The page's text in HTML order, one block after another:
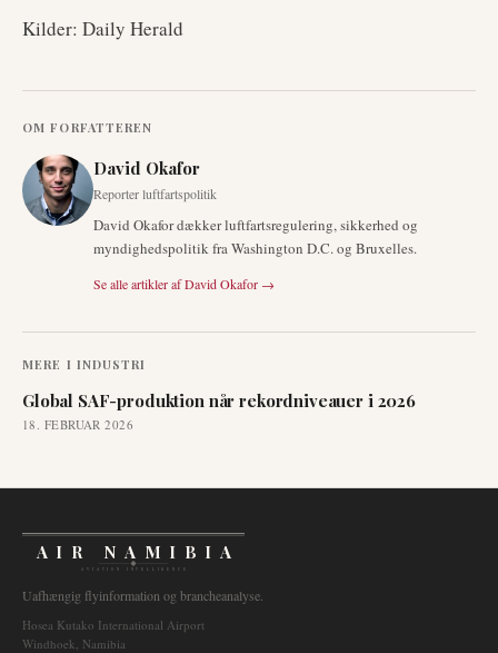
Kilder: Daily Herald
OM FORFATTEREN
David Okafor
Reporter luftfartspolitik
David Okafor dækker luftfartsregulering, sikkerhed og
myndighedspolitik fra Washington D.C. og Bruxelles.
Se alle artikler afDavid Okafor →
MERE I INDUSTRI
Global SAF-produktion når rekordniveauer i 2026
18. FEBRUAR 2026
AIR NAMIBIA
AVIATION INTELLIGENCE
Uafhængig flyinformation og brancheanalyse.
Hosea Kutako International Airport
Windhoek, Namibia